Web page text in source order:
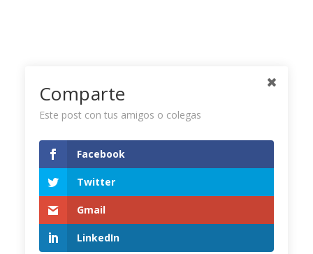
Twitter Timeline
Tweets by CamaraCIP
Comparte
Este post con tus amigos o colegas
Facebook
Twitter
Gmail
LinkedIn